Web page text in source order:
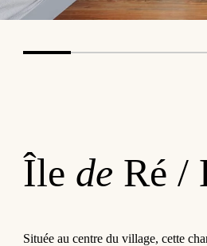
Île de Ré /
Située au centre du village, cette